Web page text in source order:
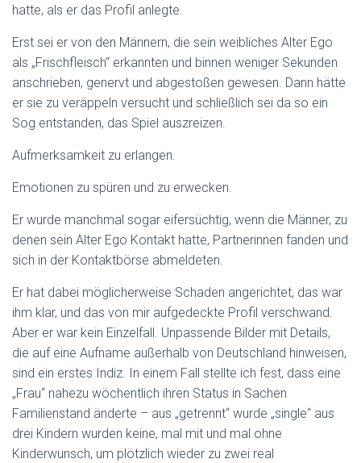
hatte, als er das Profil anlegte.
Erst sei er von den Männern, die sein weibliches Alter Ego
als „Frischfleisch“ erkannten und binnen weniger Sekunden
anschrieben, genervt und abgestoßen gewesen. Dann hätte
er sie zu veräppeln versucht und schließlich sei da so ein
Sog entstanden, das Spiel auszreizen.
Aufmerksamkeit zu erlangen.
Emotionen zu spüren und zu erwecken.
Er wurde manchmal sogar eifersüchtig, wenn die Männer, zu
denen sein Alter Ego Kontakt hatte, Partnerinnen fanden und
sich in der Kontaktbörse abmeldeten.
Er hat dabei möglicherweise Schaden angerichtet, das war
ihm klar, und das von mir aufgedeckte Profil verschwand.
Aber er war kein Einzelfall. Unpassende Bilder mit Details,
die auf eine Aufname außerhalb von Deutschland hinweisen,
sind ein erstes Indiz. In einem Fall stellte ich fest, dass eine
„Frau“ nahezu wöchentlich ihren Status in Sachen
Familienstand änderte – aus „getrennt“ wurde „single“ aus
drei Kindern wurden keine, mal mit und mal ohne
Kinderwunsch, um plötzlich wieder zu zwei real